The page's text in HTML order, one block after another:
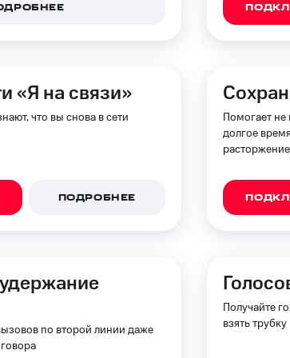
приложения
Пополнить номер другого
по QR-коду за границей
«Я на связи»
что вы снова в сети
ПОДРОБНЕЕ
Помогает не
долгое
по второй линии даже
Получайте
взять трубку